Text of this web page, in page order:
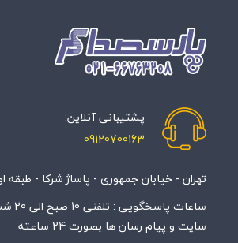
پشتیبانی آنلاین:
09120700163
تهران - خیابان جمهوری - پاساژ شرکا - طبقه
سایت و پیام رسان ها بصورت 24 ساعته